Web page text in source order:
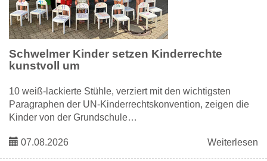
Schwelmer Kinder setzen Kinderrechte
kunstvoll um
10 weiß-lackierte Stühle, verziert mit den wichtigsten
Paragraphen der UN-Kinderrechtskonvention, zeigen die
Kinder von der Grundschule…
07.08.2026 Weiterlesen